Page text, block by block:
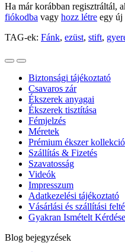
Ha már korábban regisztráltál,
fiókodba vagy hozz létre egy
TAG-ek: Fánk, ezüst, stift,
Biztonsági tájékoztató
Csavaros zár
Ékszerek anyagai
Ékszerek tisztítása
Fémjelzés
Méretek
Prémium ékszer kollekció
Szállítás & Fizetés
Szavatosság
Videók
Impresszum
Adatkezelési tájékoztató
Vásárlási és szállítási
Gyakran Ismételt
Blog bejegyzések